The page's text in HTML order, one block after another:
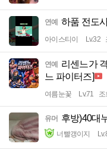
연예 하품 전도
아이스티이 Lv.32
연예 리센느가
느 파이터즈]
여름눈꽃 Lv.71 조
유머 후방)40대
너빨갱이지